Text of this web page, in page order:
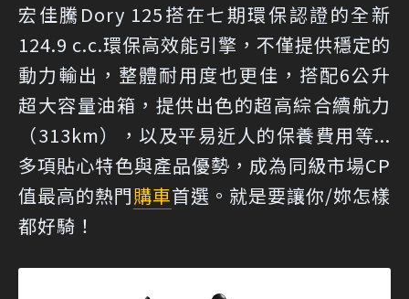
宏佳騰Dory 125搭在七期環保認證的全新
124.9 c.c.環保高效能引擎，不僅提供穩定的
動力輸出，整體耐用度也更佳，搭配6公升
超大容量油箱，提供出色的超高綜合續航力
（313km），以及平易近人的保養費用等...
多項貼心特色與產品優勢，成為同級市場CP
值最高的熱門購車首選。就是要讓你/妳怎樣
都好騎！